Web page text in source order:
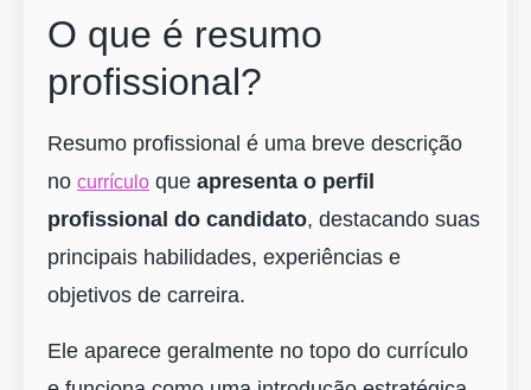
O que é resumo
profissional?
Resumo profissional é uma breve descrição
no currículo que apresenta o perfil
profissional do candidato, destacando suas
principais habilidades, experiências e
objetivos de carreira.
Ele aparece geralmente no topo do currículo